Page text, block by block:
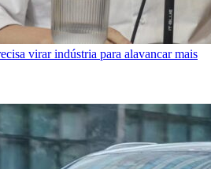
virar indústria para alavancar mais